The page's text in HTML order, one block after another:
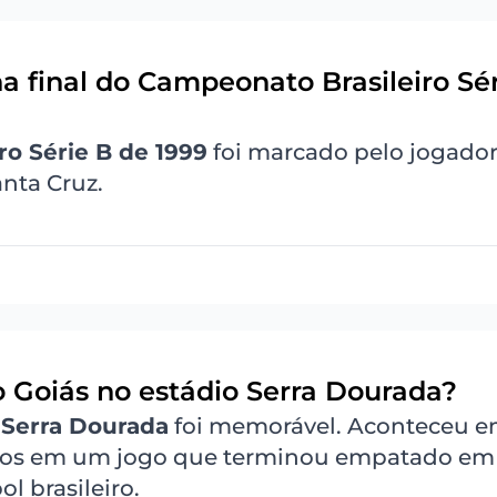
final do Campeonato Brasileiro
Série B de 1999 foi marcado pelo
Cruz.
no estádio Serra Dourada?
Serra Dourada foi memorável. Aconteceu
em um jogo que terminou empatado em
brasileiro.